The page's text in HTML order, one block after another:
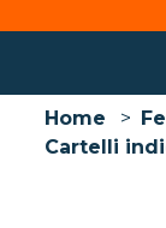
Home >
Cartelli